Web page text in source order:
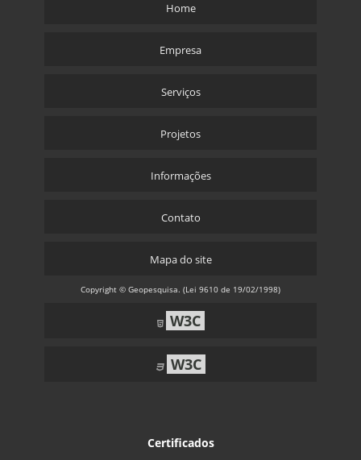
Home
Empresa
Serviços
Projetos
Informações
Contato
Mapa do site
Copyright © Geopesquisa. (Lei 9610 de 19/02/1998)
W3C
W3C
Certificados